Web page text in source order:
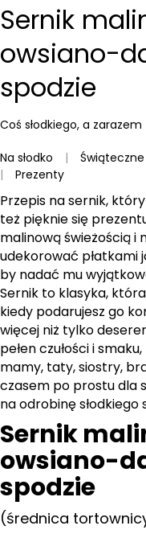
Sernik
owsiano-
spodzie
Coś słodkiego, a
Na słodko | Świąteczne
|
Prezenty
Przepis na sernik,
też pięknie się
malinową świeżością i
udekorować płatkami
by nadać mu
Sernik to klasyka,
kiedy podarujesz go
więcej niż tylko
pełen czułości i
mamy, taty, siostry,
czasem po prostu dla
na odrobinę słodkiego
Sernik
owsiano-
spodzie
(średnica